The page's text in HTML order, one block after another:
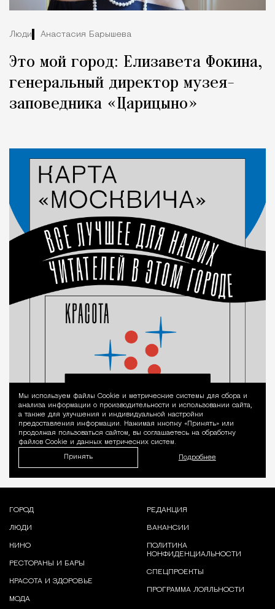
Люди Анастасия Барышева
Это мой город: Елизавета Фокина,
генеральный директор музея-
заповедника «Царицыно»
Уведомление
Мы используем файлы Сookie и метрические системы для сбора и
анализа информации о производительности и использовании сайта,
а также для улучшения и индивидуальной настройки
предоставления информации. Нажимая кнопку «Принять» или
продолжая пользоваться сайтом, вы соглашаетесь на обработку
файлов Cookie и данных метрических систем.
Принять Подробнее
ГОРОД
ЛЮДИ
КИНО
РЕСТОРАНЫ И БАРЫ
КРАСОТА И ЗДОРОВЬЕ
МОДА
РЕДАКЦИЯ
ВАКАНСИИ
ПОЛИТИКА
КОНФИДЕНЦИАЛЬНОСТИ
СПЕЦПРОЕКТЫ
ПРОГРАММА ЛОЯЛЬНОСТИ